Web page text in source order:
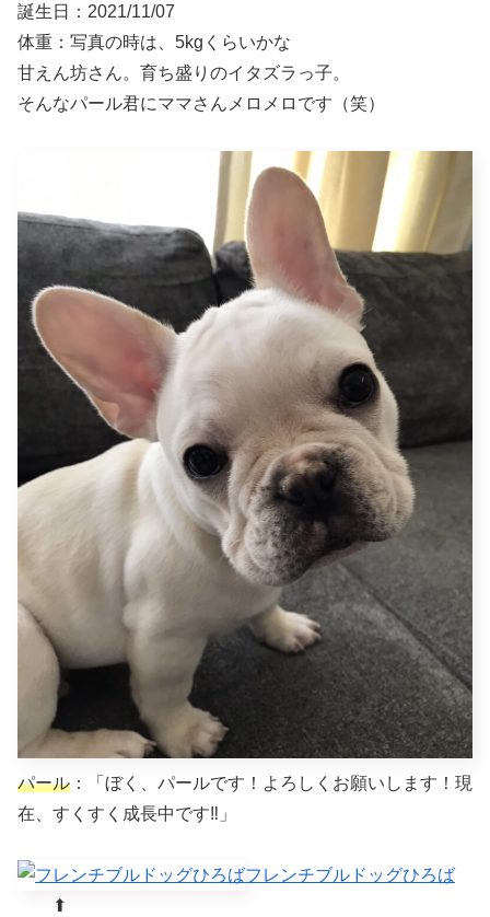
誕生日：2021/11/07
体重：写真の時は、5kgくらいかな
甘えん坊さん。育ち盛りのイタズラっ子。
そんなパール君にママさんメロメロです（笑）
パール ：「ぼく、パールです！よろしくお願いします！現
在、すくすく成長中です‼︎」
フレンチブルドッグひろば
⬆︎